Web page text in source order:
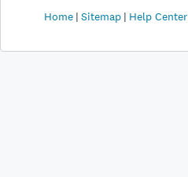
Home Sitemap Help Center